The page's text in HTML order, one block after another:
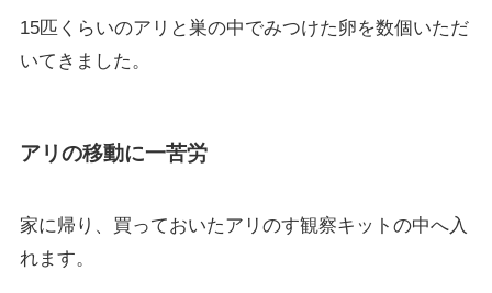
15匹くらいのアリと巣の中でみつけた卵を数個いただ
いてきました。
アリの移動に一苦労
家に帰り、買っておいたアリのす観察キットの中へ入
れます。